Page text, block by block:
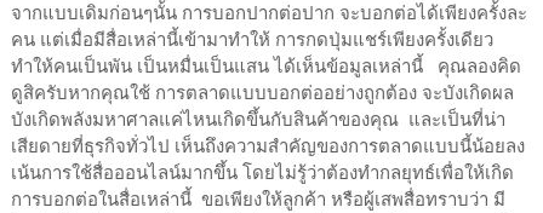
จากแบบเดิมก่อนๆนั้น การบอกปากต่อปาก จะบอกต่อได้เพียงครั้งละ
คน แต่เมื่อมีสื่อเหล่านี้เข้ามาทำให้ การกดปุ่มแชร์เพียงครั้งเดียว
ทำให้คนเป็นพัน เป็นหมื่นเป็นแสน ได้เห็นข้อมูลเหล่านี้ คุณลองคิด
ดูสิครับหากคุณใช้ การตลาดแบบบอกต่ออย่างถูกต้อง จะบังเกิดผล
บังเกิดพลังมหาศาลแค่ไหนเกิดขึ้นกับสินค้าของคุณ และเป็นที่น่า
เสียดายที่ธุรกิจทั่วไป เห็นถึงความสำคัญของการตลาดแบบนี้น้อยลง
เน้นการใช้สื่อออนไลน์มากขึ้น โดยไม่รู้ว่าต้องทำกลยุทธ์เพื่อให้เกิด
การบอกต่อในสื่อเหล่านี้ ขอเพียงให้ลูกค้า หรือผู้เสพสื่อทราบว่า มี